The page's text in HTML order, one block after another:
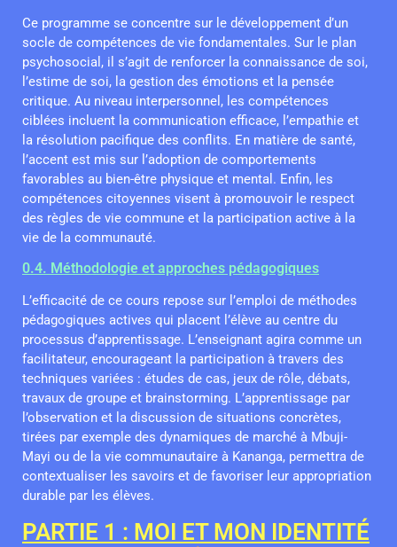
Ce programme se concentre sur le développement d’un
socle de compétences de vie fondamentales. Sur le plan
psychosocial, il s’agit de renforcer la connaissance de soi,
l’estime de soi, la gestion des émotions et la pensée
critique. Au niveau interpersonnel, les compétences
ciblées incluent la communication efficace, l’empathie et
la résolution pacifique des conflits. En matière de santé,
l’accent est mis sur l’adoption de comportements
favorables au bien-être physique et mental. Enfin, les
compétences citoyennes visent à promouvoir le respect
des règles de vie commune et la participation active à la
vie de la communauté.
0.4. Méthodologie et approches pédagogiques
L’efficacité de ce cours repose sur l’emploi de méthodes
pédagogiques actives qui placent l’élève au centre du
processus d’apprentissage. L’enseignant agira comme un
facilitateur, encourageant la participation à travers des
techniques variées : études de cas, jeux de rôle, débats,
travaux de groupe et brainstorming. L’apprentissage par
l’observation et la discussion de situations concrètes,
tirées par exemple des dynamiques de marché à Mbuji-
Mayi ou de la vie communautaire à Kananga, permettra de
contextualiser les savoirs et de favoriser leur appropriation
durable par les élèves.
PARTIE 1 : MOI ET MON IDENTITÉ